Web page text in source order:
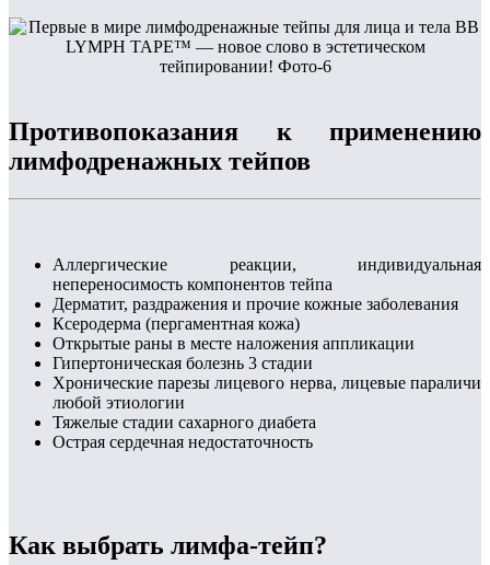
Противопоказания к применению
лимфодренажных тейпов
Аллергические реакции, индивидуальная
непереносимость компонентов тейпа
Дерматит, раздражения и прочие кожные заболевания
Ксеродерма (пергаментная кожа)
Открытые раны в месте наложения аппликации
Гипертоническая болезнь 3 стадии
Хронические парезы лицевого нерва, лицевые параличи
любой этиологии
Тяжелые стадии сахарного диабета
Острая сердечная недостаточность
Как выбрать лимфа-тейп?